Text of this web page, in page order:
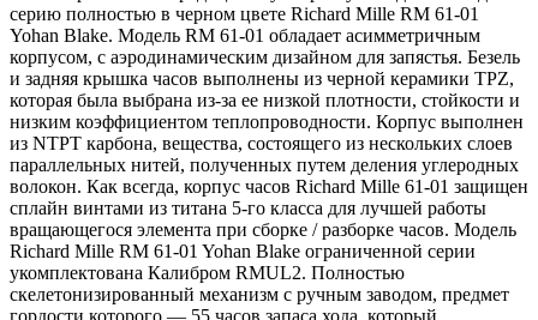
серию полностью в черном цвете Richard Mille RM 61-01
Yohan Blake. Модель RM 61-01 обладает асимметричным
корпусом, с аэродинамическим дизайном для запястья. Безель
и задняя крышка часов выполнены из черной керамики TPZ,
которая была выбрана из-за ее низкой плотности, стойкости и
низким коэффициентом теплопроводности. Корпус выполнен
из NTPT карбона, вещества, состоящего из нескольких слоев
параллельных нитей, полученных путем деления углеродных
волокон. Как всегда, корпус часов Richard Mille 61-01 защищен
сплайн винтами из титана 5-го класса для лучшей работы
вращающегося элемента при сборке / разборке часов. Модель
Richard Mille RM 61-01 Yohan Blake ограниченной серии
укомплектована Калибром RMUL2. Полностью
скелетонизированный механизм с ручным заводом, предмет
гордости которого — 55 часов запаса хода, который